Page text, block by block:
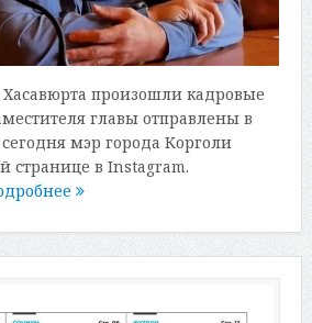
произошли кадровые
главы отправлены в
мэр города Корголи
странице в Instagram.